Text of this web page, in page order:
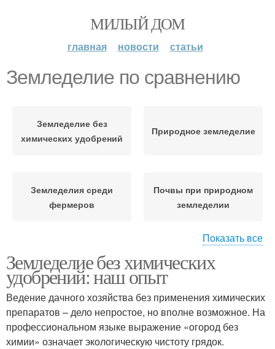
МИЛЫЙ ДОМ
главная новости статьи
Земледелие по сравнению
Земледелие без
химических удобрений
Природное земледелие
Земледелия среди
фермеров
Почвы при природном
земледелии
Земледелие на
окружающую среду
Показать все
Земледелие без химических
удобрений: наш опыт
Ведение дачного хозяйства без применения химических
препаратов – дело непростое, но вполне возможное. На
профессиональном языке выражение «огород без
химии» означает экологическую чистоту грядок.